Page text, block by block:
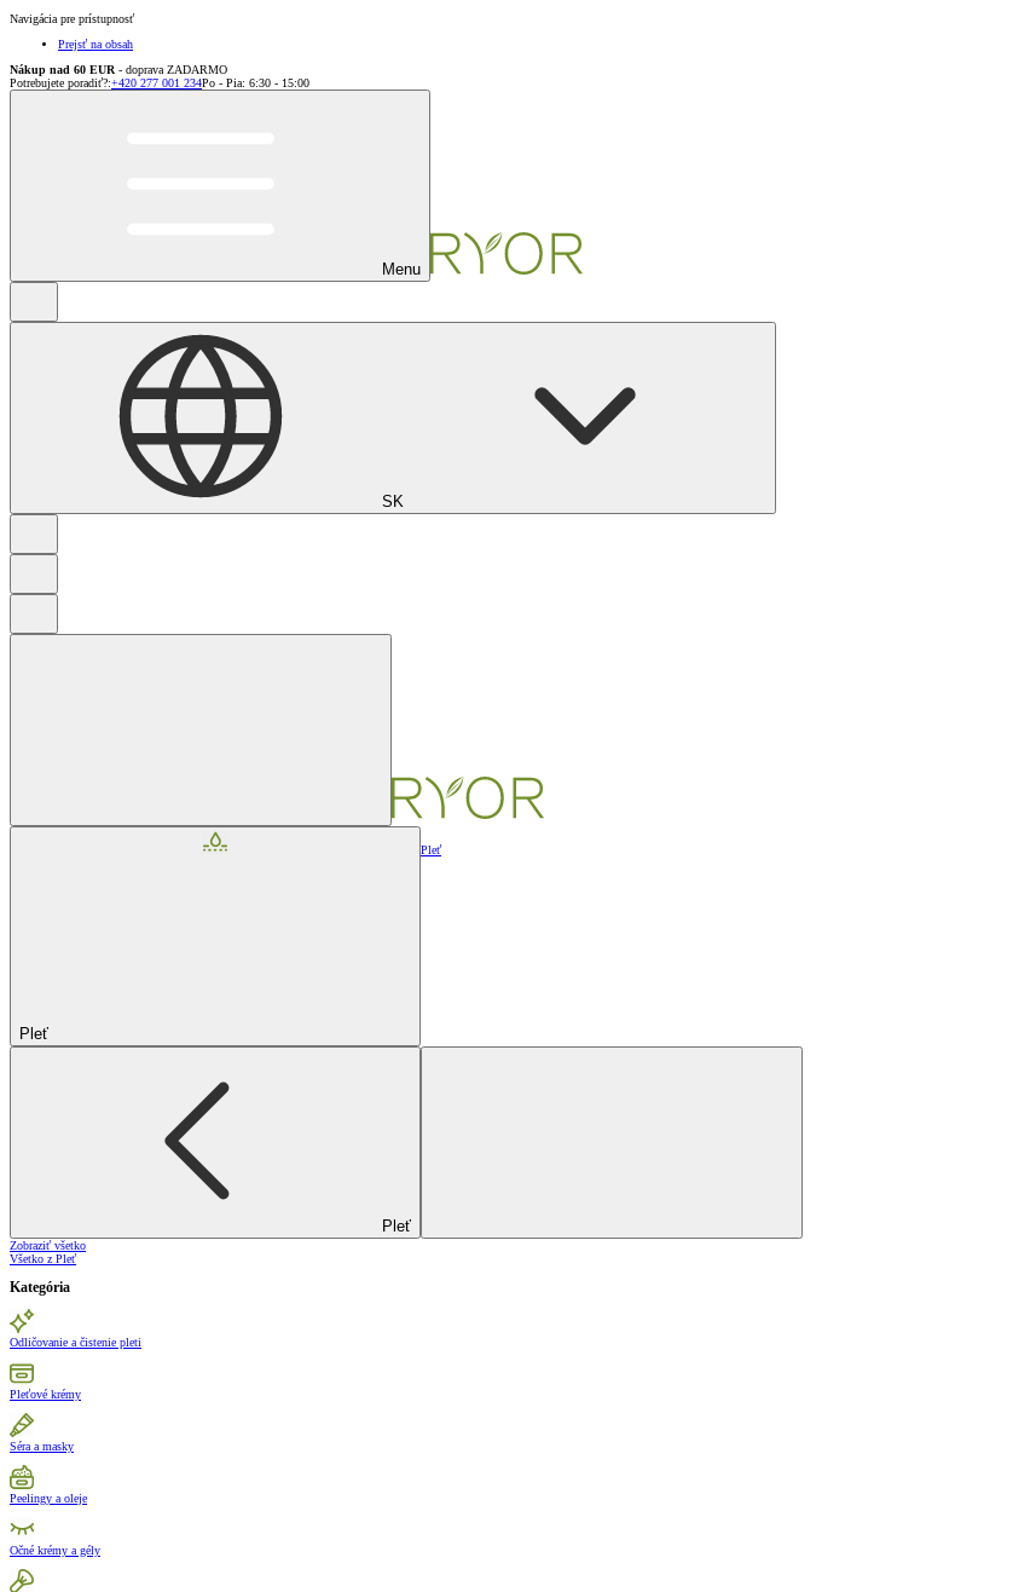
Navigácia pre prístupnosť
Prejsť na obsah
Nákup nad 60 EUR - doprava ZADARMO
Potrebujete poradiť?:+420 277 001 234Po - Pia: 6:30 - 15:00
Menu
SK
Pleť
Pleť
Pleť
Zobraziť všetko
Všetko z Pleť
Kategória
Odličovanie a čistenie pleti
Pleťové krémy
Séra a masky
Peelingy a oleje
Očné krémy a gély